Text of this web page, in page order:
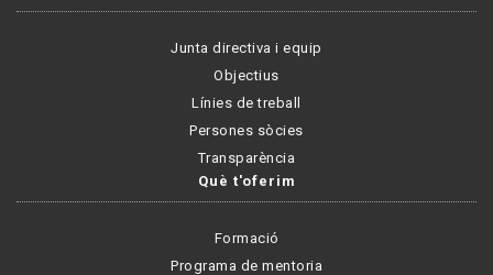
Junta directiva i equip
Objectius
Línies de treball
Persones sòcies
Transparència
Què t'oferim
Formació
Programa de mentoria